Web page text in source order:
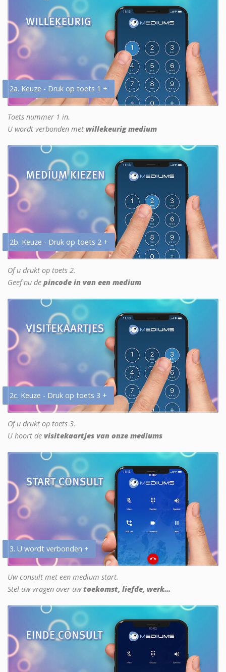
2a. Keuze - Druk op toets 1 +
Toets nummer 1 in.
U wordt verbonden met willekeurig medium
2b. Keuze - Druk op toets 2 +
Of u drukt op toets 2.
Geef nu de pincode in van een medium
2c. Keuze - Druk op toets 3 +
Of u drukt op toets 3.
U hoort de visitekaartjes van onze mediums
3. U wordt verbonden +
Uw consult met een medium start.
Stel uw vragen over uwtoekomst, liefde, werk...